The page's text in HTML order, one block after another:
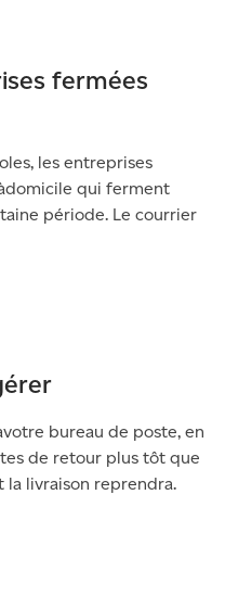
fermées
les entreprises
qui ferment
période. Le courrier
bureau de poste, en
de retour plus tôt que
la livraison reprendra.